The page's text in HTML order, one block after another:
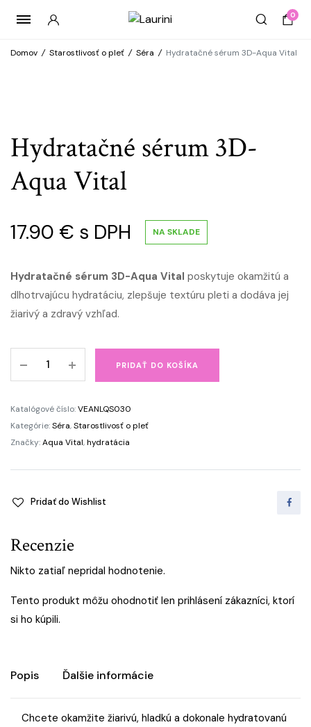
0
Domov / Starostlivosť o pleť / Séra / Hydratačné sérum 3D-Aqua Vital
Hydratačné sérum 3D-
Aqua Vital
17.90 € s DPH NA SKLADE
Hydratačné sérum 3D-Aqua Vital poskytuje okamžitú a
dlhotrvajúcu hydratáciu, zlepšuje textúru pleti a dodáva jej
žiarivý a zdravý vzhľad.
sérum
Aqua
Vital
quantity
PRIDAŤ DO KOŠÍKA
Katalógové číslo:VEANLQS030
Kategórie:Séra,Starostlivosť o pleť
Značky:Aqua Vital,hydratácia
Pridať do Wishlist
Recenzie
Nikto zatiaľ nepridal hodnotenie.
Tento produkt môžu ohodnotiť len prihlásení zákazníci, ktorí
si ho kúpili.
Popis Ďalšie informácie
Chcete okamžite žiarivú, hladkú a dokonale hydratovanú